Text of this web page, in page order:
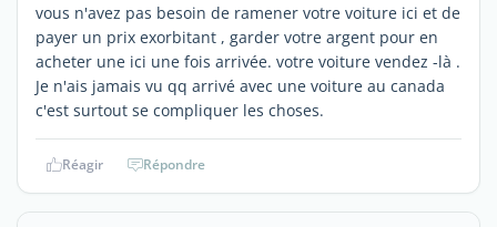
vous n'avez pas besoin de ramener votre voiture ici et de
payer un prix exorbitant , garder votre argent pour en
acheter une ici une fois arrivée. votre voiture vendez -là .
Je n'ais jamais vu qq arrivé avec une voiture au canada
c'est surtout se compliquer les choses.
Réagir Répondre